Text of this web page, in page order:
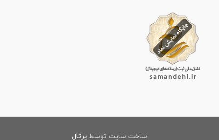
ساخت سایت توسط پرتال